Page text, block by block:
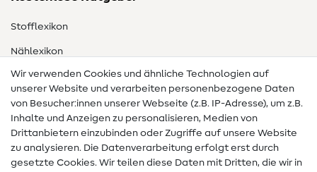
Stofflexikon
Nählexikon
Nähanleitungen
Hilfe & Kontakt
Kontakt
Infos zum Betreiberwechsel
Wir verwenden Cookies und ähnliche Technologien auf
unserer Website und verarbeiten personenbezogene Daten
von Besucher:innen unserer Webseite (z.B. IP-Adresse), um z.B.
Inhalte und Anzeigen zu personalisieren, Medien von
Drittanbietern einzubinden oder Zugriffe auf unsere Website
zu analysieren. Die Datenverarbeitung erfolgt erst durch
gesetzte Cookies. Wir teilen diese Daten mit Dritten, die wir in